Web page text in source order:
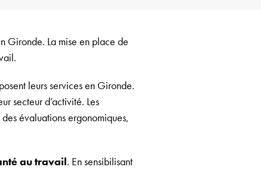
Gironde. La mise en place de
leurs services en Gironde.
secteur d’activité. Les
évaluations ergonomiques,
au travail. En sensibilisant